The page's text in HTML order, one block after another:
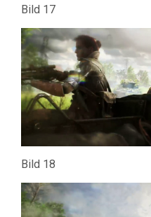
Bild 17
Bild 18